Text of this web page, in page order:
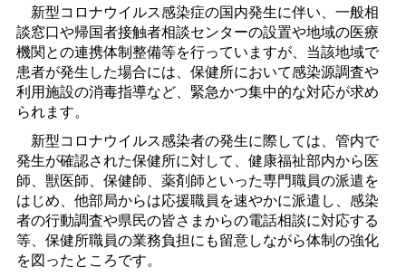
新型コロナウイルス感染症の国内発生に伴い、一般相
談窓口や帰国者接触者相談センターの設置や地域の医療
機関との連携体制整備等を行っていますが、当該地域で
患者が発生した場合には、保健所において感染源調査や
利用施設の消毒指導など、緊急かつ集中的な対応が求め
られます。
新型コロナウイルス感染者の発生に際しては、管内で
発生が確認された保健所に対して、健康福祉部内から医
師、獣医師、保健師、薬剤師といった専門職員の派遣を
はじめ、他部局からは応援職員を速やかに派遣し、感染
者の行動調査や県民の皆さまからの電話相談に対応する
等、保健所職員の業務負担にも留意しながら体制の強化
を図ったところです。